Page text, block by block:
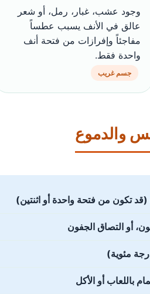
وجود عشب، غبار، رمل، أو شعر
عالق في الأنف يسبب عطساً
مفاجئاً وإفرازات من فتحة أنف
واحدة فقط.
جسم غريب
والدموع
تكون من فتحة واحدة أو اثنتين)
أو التصاق الجفون
باللعاب أو الأكل